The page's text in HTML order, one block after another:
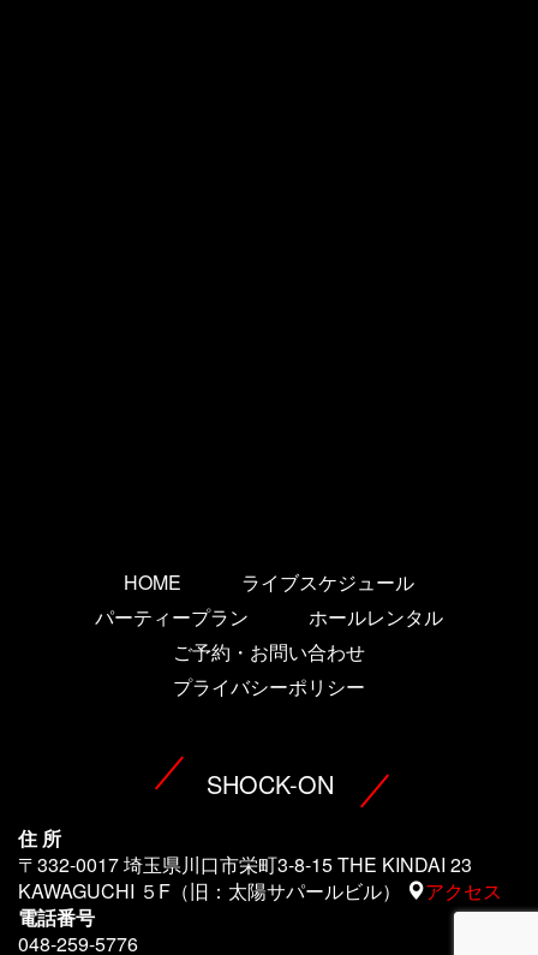
HOME
ライブスケジュール
パーティープラン
ホールレンタル
ご予約・お問い合わせ
プライバシーポリシー
SHOCK-ON
住 所
〒332-0017 埼玉県川口市栄町3-8-15 THE KINDAI 23
KAWAGUCHI ５F（旧：太陽サパールビル）
アクセス
電話番号
048-259-5776